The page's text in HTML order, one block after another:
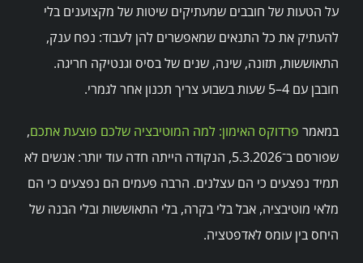
על הטעות של חובבים שמעתיקים שיטות של מקצוענים בלי
להעתיק את כל התנאים שמאפשרים להן לעבוד: נפח ענק,
התאוששות, תזונה, שינה, שנים של בסיס וגנטיקה חריגה.
חובבן עם 4–5 שעות בשבוע צריך תכנון אחר לגמרי.
במאמר פרדוקס האימון: למה המוטיבציה שלכם פוצעת אתכם,
שפורסם ב־5.3.2026, הנקודה הייתה חדה עוד יותר: אנשים לא
תמיד נפצעים כי הם עצלנים. הרבה פעמים הם נפצעים כי הם
מלאי מוטיבציה, אבל בלי בקרה, בלי התאוששות ובלי הבנה של
היחס בין עומס לאדפטציה.